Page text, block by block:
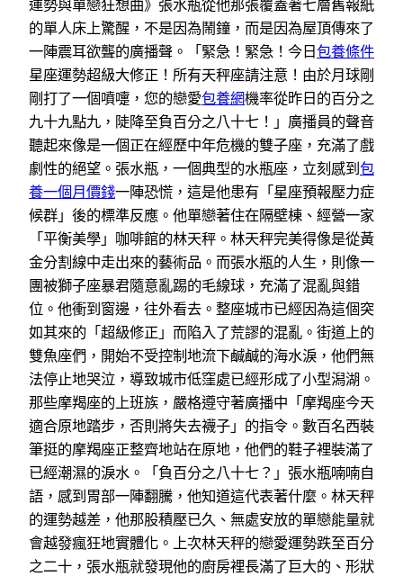
運勢與單戀狂想曲》張水瓶從他那張覆蓋著七層舊報紙
的單人床上驚醒，不是因為鬧鐘，而是因為屋頂傳來了
一陣震耳欲聾的廣播聲。「緊急！緊急！今日包養條件
星座運勢超級大修正！所有天秤座請注意！由於月球剛
剛打了一個噴嚏，您的戀愛包養網機率從昨日的百分之
九十九點九，陡降至負百分之八十七！」廣播員的聲音
聽起來像是一個正在經歷中年危機的雙子座，充滿了戲
劇性的絕望。張水瓶，一個典型的水瓶座，立刻感到包
養一個月價錢一陣恐慌，這是他患有「星座預報壓力症
候群」後的標準反應。他單戀著住在隔壁棟、經營一家
「平衡美學」咖啡館的林天秤。林天秤完美得像是從黃
金分割線中走出來的藝術品。而張水瓶的人生，則像一
團被獅子座暴君隨意亂踢的毛線球，充滿了混亂與錯
位。他衝到窗邊，往外看去。整座城市已經因為這個突
如其來的「超級修正」而陷入了荒謬的混亂。街道上的
雙魚座們，開始不受控制地流下鹹鹹的海水淚，他們無
法停止地哭泣，導致城市低窪處已經形成了小型潟湖。
那些摩羯座的上班族，嚴格遵守著廣播中「摩羯座今天
適合原地踏步，否則將失去襪子」的指令。數百名西裝
筆挺的摩羯座正整齊地站在原地，他們的鞋子裡裝滿了
已經潮濕的淚水。「負百分之八十七？」張水瓶喃喃自
語，感到胃部一陣翻騰，他知道這代表著什麼。林天秤
的運勢越差，他那股積壓已久、無處安放的單戀能量就
會越發瘋狂地實體化。上次林天秤的戀愛運勢跌至百分
之二十，張水瓶就發現他的廚房裡長滿了巨大的、形狀